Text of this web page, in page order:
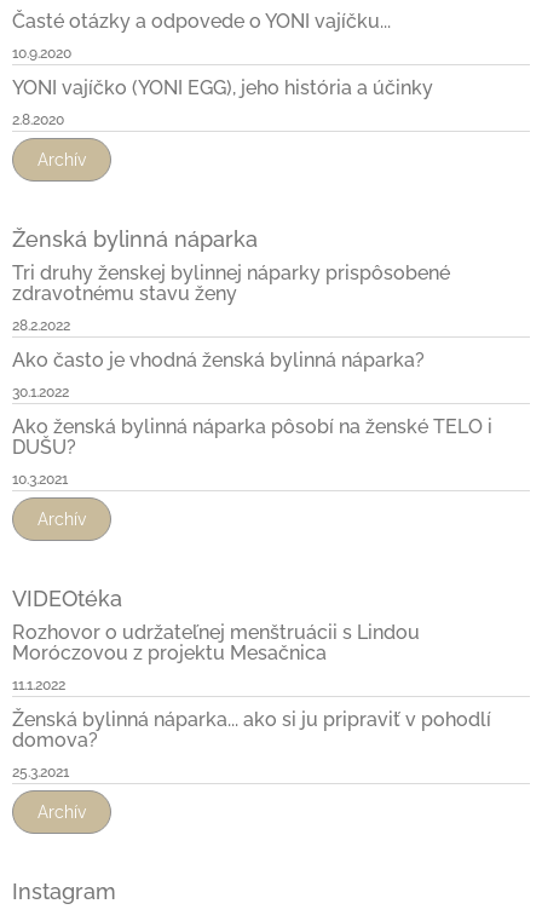
Časté otázky a odpovede o YONI vajíčku...
10.9.2020
YONI vajíčko (YONI EGG), jeho história a účinky
2.8.2020
Archív
Ženská bylinná náparka
Tri druhy ženskej bylinnej náparky prispôsobené
zdravotnému stavu ženy
28.2.2022
Ako často je vhodná ženská bylinná náparka?
30.1.2022
Ako ženská bylinná náparka pôsobí na ženské TELO i
DUŠU?
10.3.2021
Archív
VIDEOtéka
Rozhovor o udržateľnej menštruácii s Lindou
Moróczovou z projektu Mesačnica
11.1.2022
Ženská bylinná náparka... ako si ju pripraviť v pohodlí
domova?
25.3.2021
Archív
Instagram